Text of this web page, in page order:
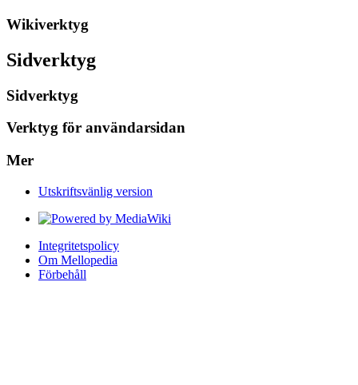
Wikiverktyg
Sidverktyg
Sidverktyg
Verktyg för användarsidan
Mer
Utskriftsvänlig version
Integritetspolicy
Om Mellopedia
Förbehåll